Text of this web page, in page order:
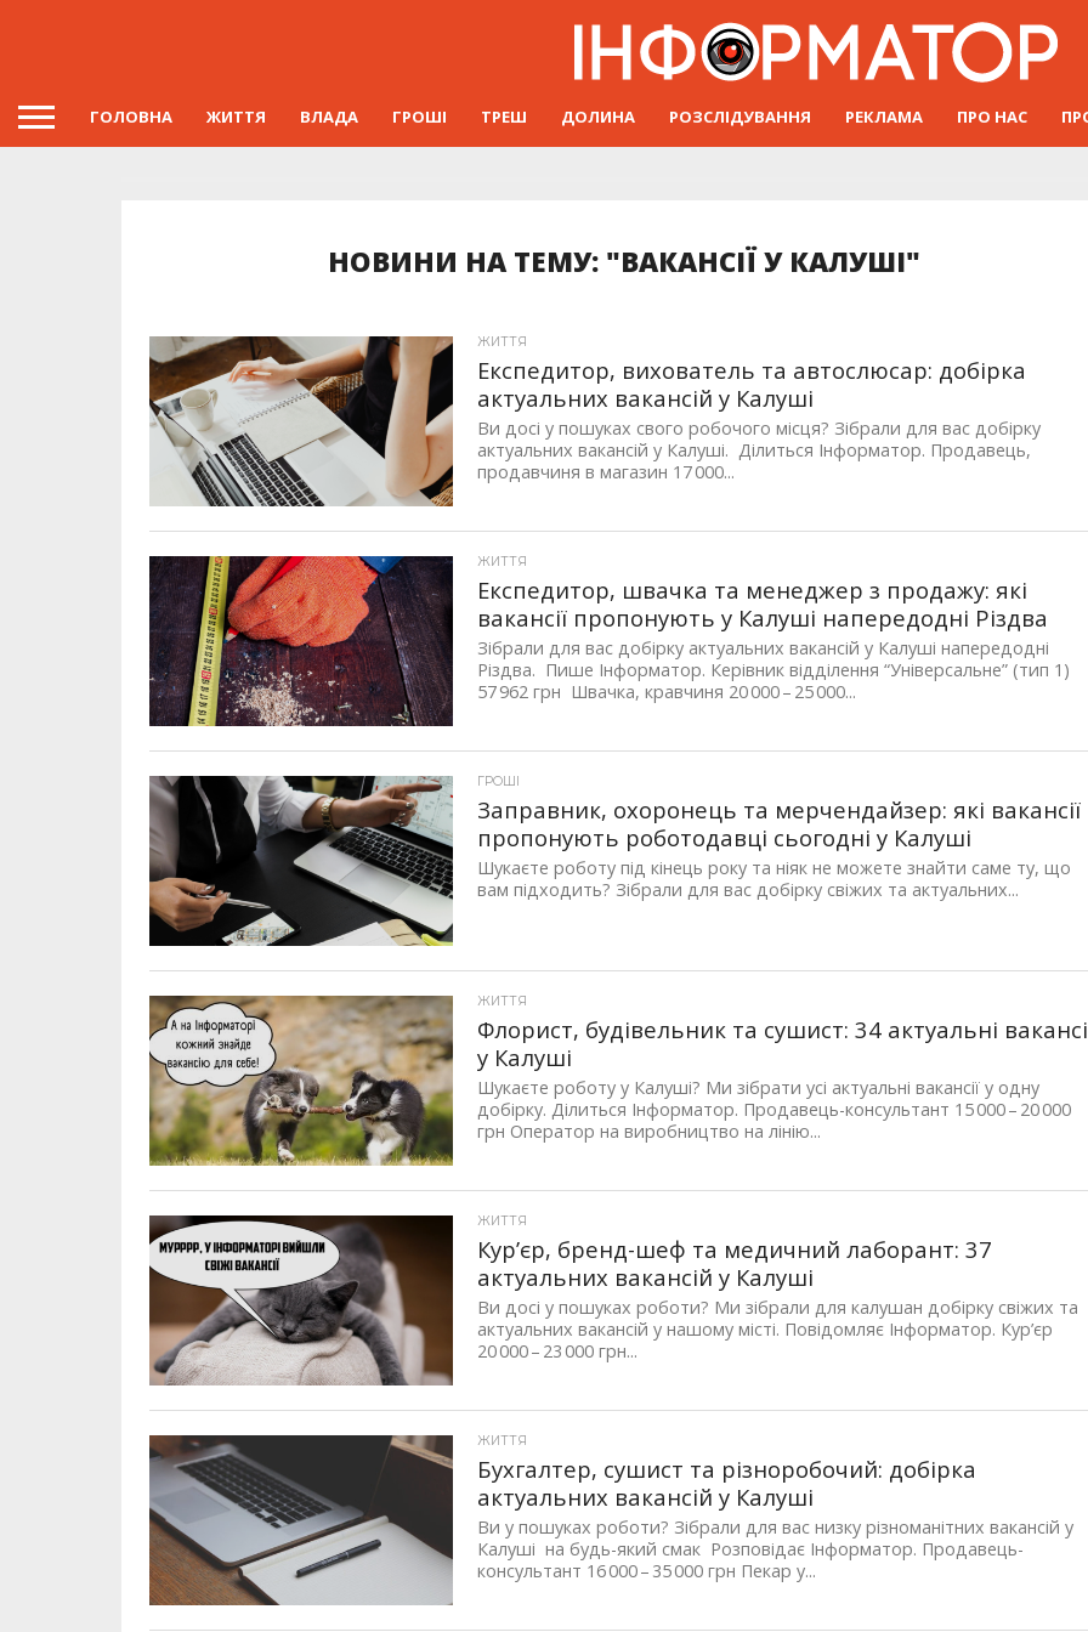
ГОЛОВНА ЖИТТЯ ВЛАДА ГРОШІ ТРЕШ ДОЛИНА РОЗСЛІДУВАННЯ РЕКЛАМА ПРО НАС
НОВИНИ НА ТЕМУ: "ВАКАНСІЇ У КАЛУШІ"
ЖИТТЯ
Експедитор, вихователь та автослюсар: добірка
актуальних вакансій у Калуші
Ви досі у пошуках свого робочого місця? Зібрали для вас добірку
актуальних вакансій у Калуші. Ділиться Інформатор. Продавець,
продавчиня в магазин 17 000...
ЖИТТЯ
Експедитор, швачка та менеджер з продажу: які
вакансії пропонують у Калуші напередодні Різдва
Зібрали для вас добірку актуальних вакансій у Калуші напередодні
Різдва. Пише Інформатор. Керівник відділення “Універсальне” (тип 1)
57 962 грн Швачка, кравчиня 20 000 – 25 000...
ГРОШІ
Заправник, охоронець та мерчендайзер: які вакансії
пропонують роботодавці сьогодні у Калуші
Шукаєте роботу під кінець року та ніяк не можете знайти саме ту, що
вам підходить? Зібрали для вас добірку свіжих та актуальних...
ЖИТТЯ
Флорист, будівельник та сушист: 34 актуальні
у Калуші
Шукаєте роботу у Калуші? Ми зібрати усі актуальні вакансії у одну
добірку. Ділиться Інформатор. Продавець-консультант 15 000 – 20 000
грн Оператор на виробництво на лінію...
ЖИТТЯ
Кур’єр, бренд-шеф та медичний лаборант: 37
актуальних вакансій у Калуші
Ви досі у пошуках роботи? Ми зібрали для калушан добірку свіжих та
актуальних вакансій у нашому місті. Повідомляє Інформатор. Кур’єр
20 000 – 23 000 грн...
ЖИТТЯ
Бухгалтер, сушист та різноробочий: добірка
актуальних вакансій у Калуші
Ви у пошуках роботи? Зібрали для вас низку різноманітних вакансій у
Калуші на будь-який смак Розповідає Інформатор. Продавець-
консультант 16 000 – 35 000 грн Пекар у...